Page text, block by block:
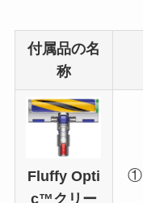
付属品の名
称
Fluffy Opti
c™クリー
①